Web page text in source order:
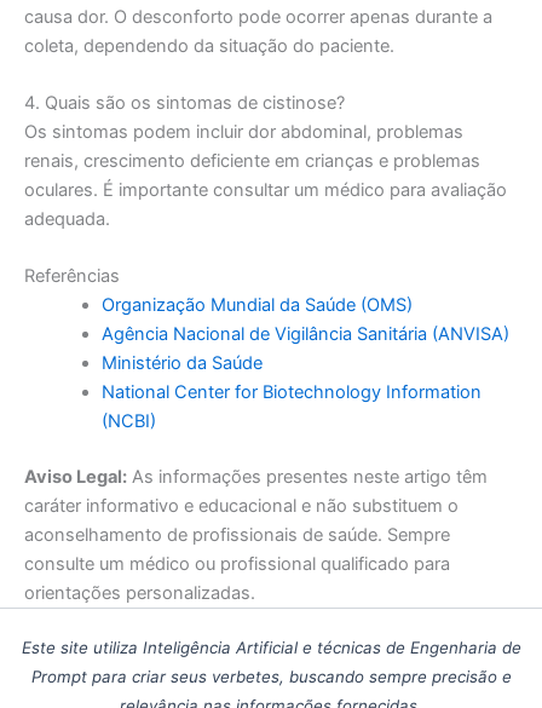
causa dor. O desconforto pode ocorrer apenas durante a
coleta, dependendo da situação do paciente.
4. Quais são os sintomas de cistinose?
Os sintomas podem incluir dor abdominal, problemas
renais, crescimento deficiente em crianças e problemas
oculares. É importante consultar um médico para avaliação
adequada.
Referências
Organização Mundial da Saúde (OMS)
Agência Nacional de Vigilância Sanitária (ANVISA)
Ministério da Saúde
National Center for Biotechnology Information
(NCBI)
Aviso Legal: As informações presentes neste artigo têm
caráter informativo e educacional e não substituem o
aconselhamento de profissionais de saúde. Sempre
consulte um médico ou profissional qualificado para
orientações personalizadas.
Este site utiliza Inteligência Artificial e técnicas de Engenharia de
Prompt para criar seus verbetes, buscando sempre precisão e